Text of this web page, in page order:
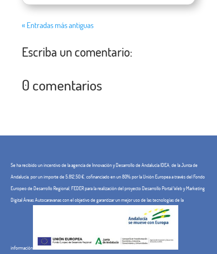
« Entradas más antiguas
Escriba un comentario:
0 comentarios
Se ha recibido un incentivo de la agencia de Innovación y Desarrollo de Andalucía IDEA, de la Junta de
Andalucía, por un importe de 5.812,50 €, cofinanciado en un 80% por la Unión Europea a través del Fondo
Europeo de Desarrollo Regional, FEDER para la realización del proyecto Desarrollo Portal Web y Marketing
Digital Áreas Autocaravanas con el objetivo de garantizar un mejor uso de las tecnologías de la
información